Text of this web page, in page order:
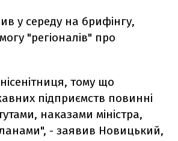
у середу на брифінгу,
"регіоналів" про
тому що
підприємств повинні
наказами міністра,
- заявив Новицький,